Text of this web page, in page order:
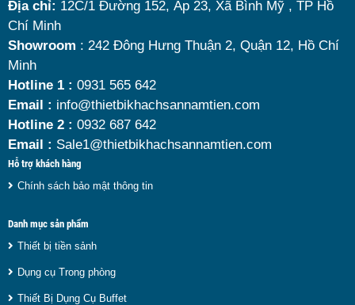
chí quan trọng giúp bạn chọn được mẫu
nóng thức ăn 9 lítchất lượng, bền đẹp và tối ưu chi
phí nhất hiện nay.
Địa chỉ: 12C/1 Đường 152, Ấp 23, Xã Bình Mỹ , TP Hồ
Chí Minh
Showroom : 242 Đông Hưng Thuận 2, Quận 12, Hồ Chí
Minh
Hotline 1 : 0931 565 642
Email : info@thietbikhachsannamtien.com
Hotline 2 : 0932 687 642
Email : Sale1@thietbikhachsannamtien.com
Hỗ trợ khách hàng
Chính sách bảo mật thông tin
Danh mục sản phẩm
Thiết bị tiền sảnh
Dụng cụ Trong phòng
Thiết Bị Dụng Cụ Buffet